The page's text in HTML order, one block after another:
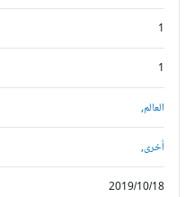
العالم,
أخرى,
2019/10/18